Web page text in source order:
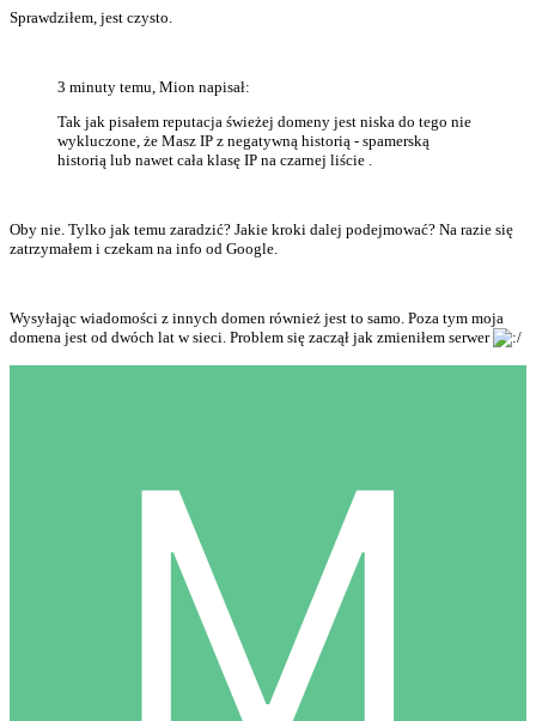
Sprawdziłem, jest czysto.
3 minuty temu, Mion napisał:
Tak jak pisałem reputacja świeżej domeny jest niska do tego nie
wykluczone, że Masz IP z negatywną historią - spamerską
historią lub nawet cała klasę IP na czarnej liście .
Oby nie. Tylko jak temu zaradzić? Jakie kroki dalej podejmować? Na razie się
zatrzymałem i czekam na info od Google.
Wysyłając wiadomości z innych domen również jest to samo. Poza tym moja
domena jest od dwóch lat w sieci. Problem się zaczął jak zmieniłem serwer